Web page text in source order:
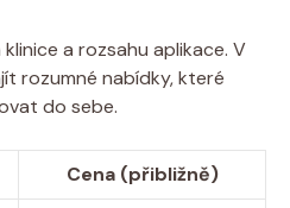
a rozsahu aplikace. V
rozumné nabídky, které
do sebe.
Cena (přibližně)